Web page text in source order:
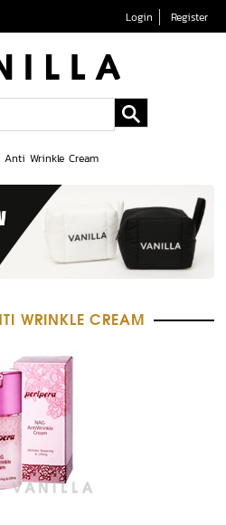
Login Register
Anti Wrinkle Cream
WRINKLE CREAM